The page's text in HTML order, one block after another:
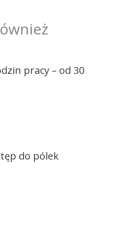
pracy – od 30
do pólek